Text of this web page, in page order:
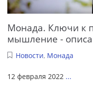
Монада. Ключи к
мышление -
Новости, Монада
12 февраля 2022 ...